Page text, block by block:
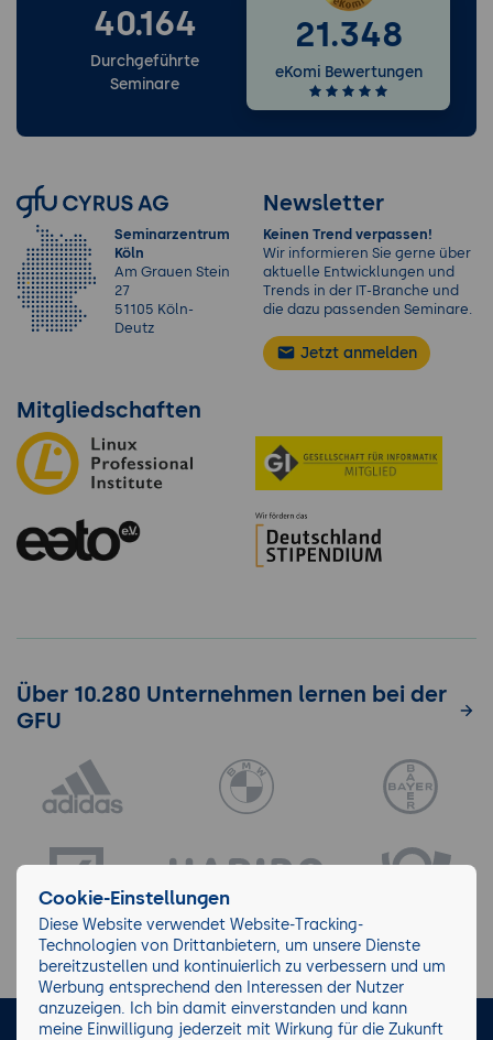
40.164
Durchgeführte
Seminare
21.348
eKomi Bewertungen
Seminarzentrum
Köln
Am Grauen Stein
27
51105 Köln-
Deutz
Newsletter
Keinen Trend verpassen!
Wir informieren Sie gerne über
aktuelle Entwicklungen und
Trends in der IT-Branche und
die dazu passenden Seminare.
Jetzt anmelden
Mitgliedschaften
Über 10.280 Unternehmen lernen bei der
GFU
Cookie-Einstellungen
Diese Website verwendet Website-Tracking-
Technologien von Drittanbietern, um unsere Dienste
bereitzustellen und kontinuierlich zu verbessern und um
Werbung entsprechend den Interessen der Nutzer
anzuzeigen. Ich bin damit einverstanden und kann
meine Einwilligung jederzeit mit Wirkung für die Zukunft